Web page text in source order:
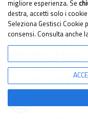
58 comunicato
ASSEGNATO AGLI
IL PROGETTO
AMBASSADOR
59 comunicato
RISOLTE TUTTE LE
PROVINCIALI DEL
KB)
migliore esperienza. Se
destra, accetti solo i
Seleziona Gestisci Cookie
consensi. Consulta anche